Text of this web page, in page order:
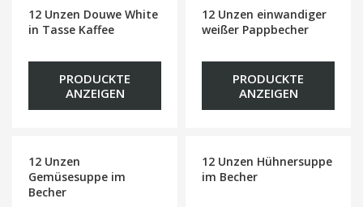
12 Unzen Douwe White
in Tasse Kaffee
PRODUCKTE
ANZEIGEN
12 Unzen einwandiger
weißer Pappbecher
PRODUCKTE
ANZEIGEN
12 Unzen
Gemüsesuppe im
Becher
12 Unzen Hühnersuppe
im Becher